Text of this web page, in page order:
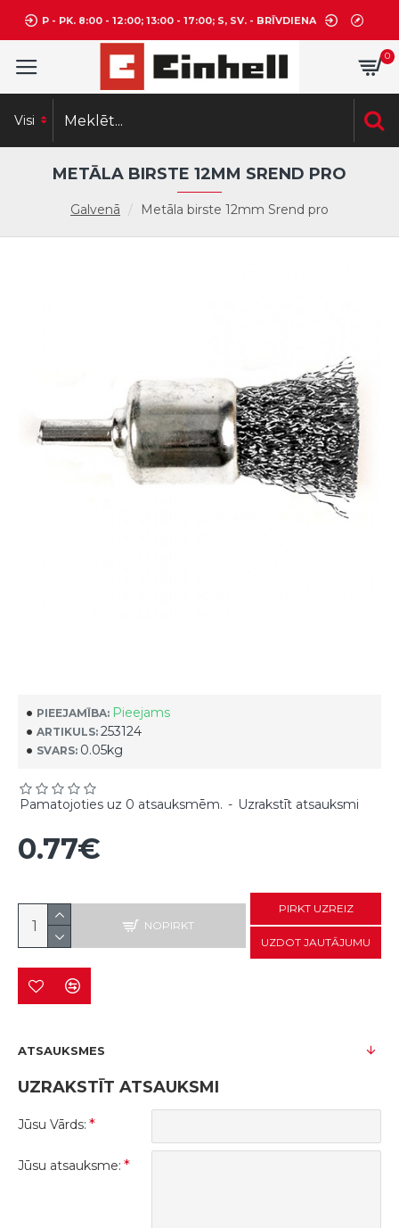
P - PK. 8:00 - 12:00; 13:00 - 17:00; S, SV. - BRĪVDIENA
0
Visi
Galvenā Metāla birste 12mm Srend pro
METĀLA BIRSTE 12MM SREND PRO
PIEEJAMĪBA: Pieejams
ARTIKULS: 253124
SVARS: 0.05kg
Pamatojoties uz 0 atsauksmēm. - Uzrakstīt atsauksmi
0.77€
NOPIRKT
PIRKT UZREIZ
UZDOT JAUTĀJUMU
ATSAUKSMES
UZRAKSTĪT ATSAUKSMI
Jūsu Vārds:
Jūsu atsauksme: